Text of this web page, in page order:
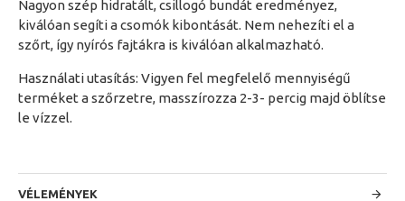
Nagyon szép hidratált, csillogó bundát eredményez,
kiválóan segíti a csomók kibontását. Nem nehezíti el a
szőrt, így nyírós fajtákra is kiválóan alkalmazható.
Használati utasítás: Vigyen fel megfelelő mennyiségű
terméket a szőrzetre, masszírozza 2-3- percig majd öblítse
le vízzel.
VÉLEMÉNYEK